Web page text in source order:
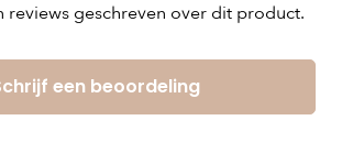
reviews geschreven over dit product.
een beoordeling